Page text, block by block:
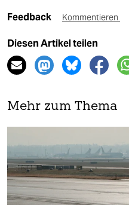
Feedback Kommentieren
Diesen Artikel teilen
Mehr zum Thema